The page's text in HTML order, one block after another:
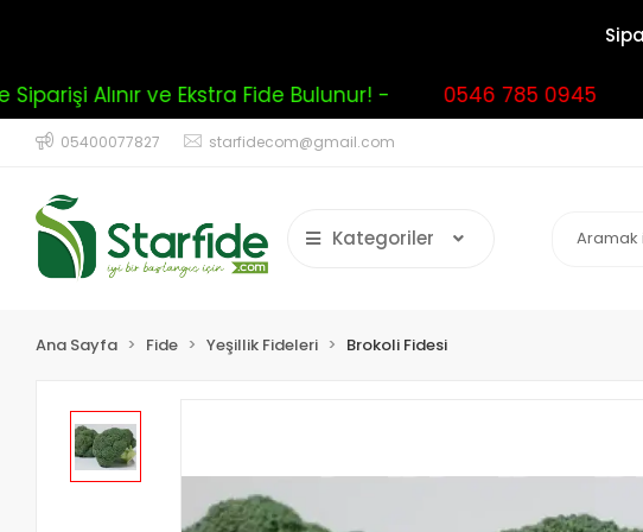
Alınır ve Ekstra Fide Bulunur! - 0546 785 0945
05400077827 starfidecom@gmail.com
Kategoriler
Ana Sayfa Fide Yeşillik Fideleri Brokoli Fidesi